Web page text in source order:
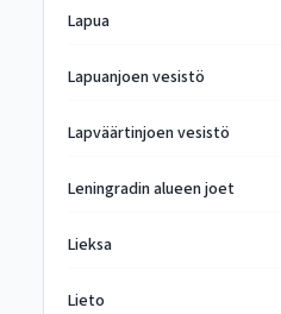
Lapua
Lapuanjoen vesistö
Lapväärtinjoen vesistö
Leningradin alueen joet
Lieksa
Lieto